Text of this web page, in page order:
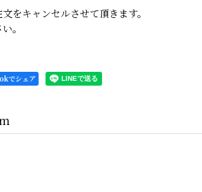
をキャンセルさせて頂きます。
。
でシェア